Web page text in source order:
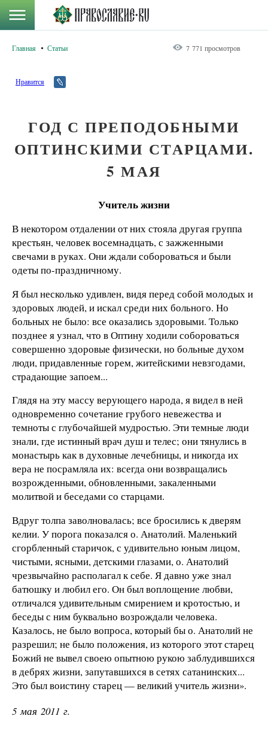
Главная Статьи 7 771 просмотров
Нравится
ГОД С ПРЕПОДОБНЫМИ
ОПТИНСКИМИ СТАРЦАМИ.
5 МАЯ
Учитель жизни
В некотором отдалении от них стояла другая группа
крестьян, человек восемнадцать, с зажженными
свечами в руках. Они ждали собороваться и были
одеты по-праздничному.
Я был несколько удивлен, видя перед собой молодых и
здоровых людей, и искал среди них больного. Но
больных не было: все оказались здоровыми. Только
позднее я узнал, что в Оптину ходили собороваться
совершенно здоровые физически, но больные духом
люди, придавленные горем, житейскими невзгодами,
страдающие запоем...
Глядя на эту массу верующего народа, я видел в ней
одновременно сочетание грубого невежества и
темноты с глубочайшей мудростью. Эти темные люди
знали, где истинный врач душ и телес; они тянулись в
монастырь как в духовные лечебницы, и никогда их
вера не посрамляла их: всегда они возвращались
возрожденными, обновленными, закаленными
молитвой и беседами со старцами.
Вдруг толпа заволновалась; все бросились к дверям
келии. У порога показался о. Анатолий. Маленький
сгорбленный старичок, с удивительно юным лицом,
чистыми, ясными, детскими глазами, о. Анатолий
чрезвычайно располагал к себе. Я давно уже знал
батюшку и любил его. Он был воплощение любви,
отличался удивительным смирением и кротостью, и
беседы с ним буквально возрождали человека.
Казалось, не было вопроса, который бы о. Анатолий не
разрешил; не было положения, из которого этот старец
Божий не вывел своею опытною рукою заблудившихся
в дебрях жизни, запутавшихся в сетях сатанинских...
Это был воистину старец — великий учитель жизни».
5 мая 2011 г.